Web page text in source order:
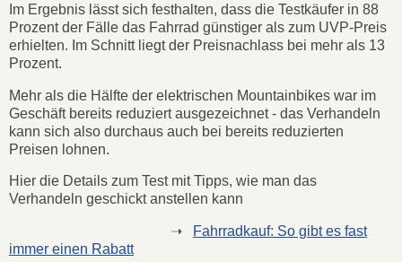
Im Ergebnis lässt sich festhalten, dass die Testkäufer in 88
Prozent der Fälle das Fahrrad günstiger als zum UVP-Preis
erhielten. Im Schnitt liegt der Preisnachlass bei mehr als 13
Prozent.
Mehr als die Hälfte der elektrischen Mountainbikes war im
Geschäft bereits reduziert ausgezeichnet - das Verhandeln
kann sich also durchaus auch bei bereits reduzierten
Preisen lohnen.
Hier die Details zum Test mit Tipps, wie man das
Verhandeln geschickt anstellen kann
➝
Fahrradkauf: So gibt es fast
immer einen Rabatt